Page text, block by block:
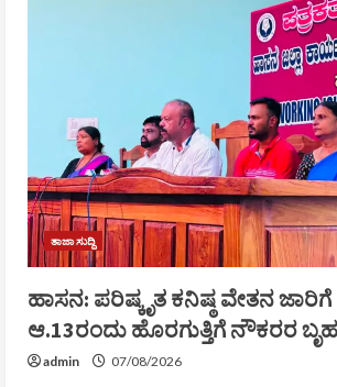
ತಾಜಾ ಸುದ್ದಿ
ಹಾಸನ: ಪರಿಷ್ಕೃತ ಕನಿಷ್ಠ ವೇತನ ಜಾರಿಗೆ
ಆ.13ರಂದು ಹೊರಗುತ್ತಿಗೆ ನೌಕರರ
admin 07/08/2026